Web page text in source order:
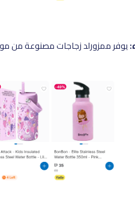
يوفر ممزورلد زجاجات مصنوعة من